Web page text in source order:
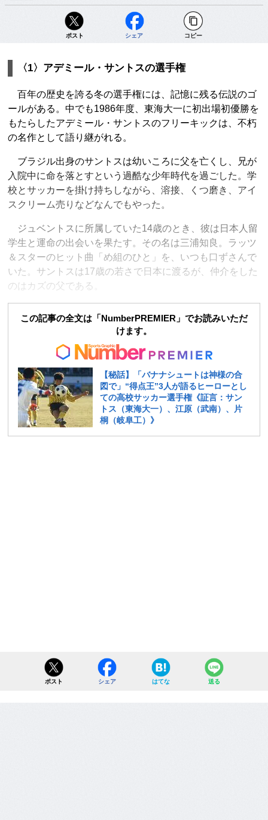
ポスト シェア コピー
〈1〉アデミール・サントスの選手権
百年の歴史を誇る冬の選手権には、記憶に残る伝説のゴ
ールがある。中でも1986年度、東海大一に初出場初優勝を
もたらしたアデミール・サントスのフリーキックは、不朽
の名作として語り継がれる。
ブラジル出身のサントスは幼いころに父を亡くし、兄が
入院中に命を落とすという過酷な少年時代を過ごした。学
校とサッカーを掛け持ちしながら、溶接、くつ磨き、アイ
スクリーム売りなどなんでもやった。
ジュベントスに所属していた14歳のとき、彼は日本人留
学生と運命の出会いを果たす。その名は三浦知良。ラッツ
＆スターのヒット曲「め組のひと」を、いつも口ずさんで
いた。サントスは17歳の若さで日本に渡るが、仲介をした
のはカズの父である。
この記事の全文は「NumberPREMIER」でお読みいただ
けます。
【秘話】「バナナシュートは神様の合
図で」“得点王”3人が語るヒーローとし
ての高校サッカー選手権《証言：サン
トス（東海大一）、江原（武南）、片
桐（岐阜工）》
ポスト シェア はてな 送る